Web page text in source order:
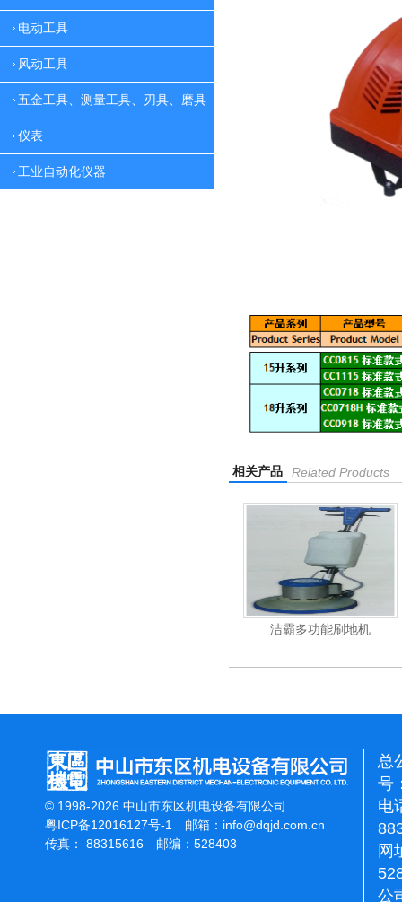
电动工具
风动工具
五金工具、测量工具、刃具、磨具
仪表
工业自动化仪器
相关产品 Related Products
洁霸多功能刷地机
© 1998-2026 中山市东区机电设备有限公司
粤ICP备12016127号-1
邮箱： info@dqjd.com.cn
传真： 88315616 邮编：528403
总
号
电
网
公